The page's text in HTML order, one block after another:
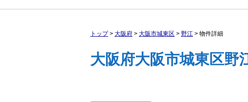
トップ> 大阪府 > 大阪市城東区 > 野江 > 物件詳細
大阪府大阪市城東区野